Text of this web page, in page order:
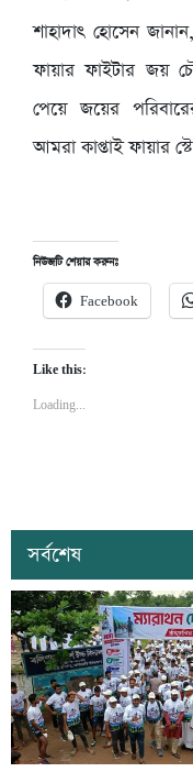
শাহাদাৎ হোসেন
ফায়ার ফাইটার জয়
পেয়ে জয়ের
আমরা কাপ্তাই ফায়ার
নিউজটি শেয়ার করুনঃ
Facebook
Like this:
Loading...
সর্বশেষ